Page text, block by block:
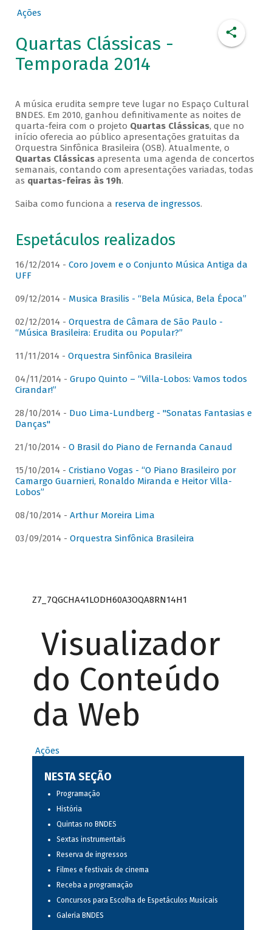
Ações
Quartas Clássicas -
Temporada 2014
A música erudita sempre teve lugar no Espaço Cultural
BNDES. Em 2010, ganhou definitivamente as noites de
quarta-feira com o projeto Quartas Clássicas, que no
início oferecia ao público apresentações gratuitas da
Orquestra Sinfônica Brasileira (OSB). Atualmente, o
Quartas Clássicasapresenta uma agenda de concertos
semanais, contando com apresentações variadas, todas
as quartas-feiras às 19h.
Saiba como funciona a reserva de ingressos.
Espetáculos realizados
16/12/2014 - Coro Jovem e o Conjunto Música Antiga da
UFF
09/12/2014 - Musica Brasilis - “Bela Música, Bela Época”
02/12/2014 - Orquestra de Câmara de São Paulo -
“Música Brasileira: Erudita ou Popular?”
11/11/2014 - Orquestra Sinfônica Brasileira
04/11/2014 - Grupo Quinto – “Villa-Lobos: Vamos todos
Cirandar!”
28/10/2014 - Duo Lima-Lundberg - "Sonatas Fantasias e
Danças"
21/10/2014 - O Brasil do Piano de Fernanda Canaud
15/10/2014 - Cristiano Vogas - “O Piano Brasileiro por
Camargo Guarnieri, Ronaldo Miranda e Heitor Villa-
Lobos”
08/10/2014 - Arthur Moreira Lima
03/09/2014 - Orquestra Sinfônica Brasileira
Z7_7QGCHA41LODH60A3OQA8RN14H1
Visualizador
do Conteúdo
da Web
Ações
NESTA SEÇÃO
Programação
História
Quintas no BNDES
Sextas instrumentais
Reserva de ingressos
Filmes e festivais de cinema
Receba a programação
Concursos para Escolha de Espetáculos Musicais
Galeria BNDES